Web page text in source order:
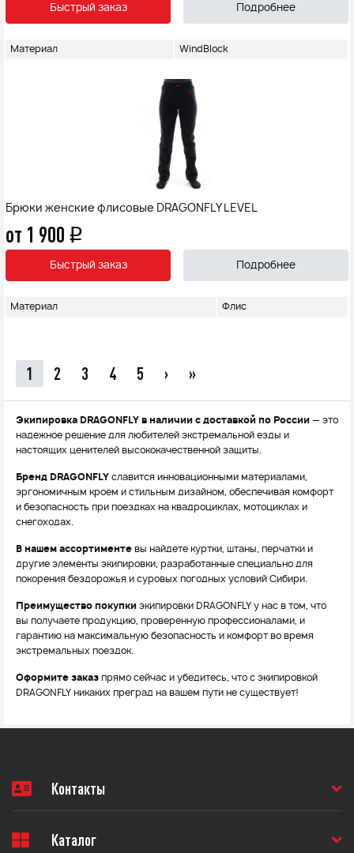
Быстрый заказ Подробнее
Материал WindBlock
Брюки женские флисовые DRAGONFLY LEVEL
от 1 900 q
Быстрый заказ Подробнее
Материал Флис
1 2 3 4 5 › »
Экипировка DRAGONFLY в наличии с доставкой по России — это
надежное решение для любителей экстремальной езды и
настоящих ценителей высококачественной защиты.
Бренд DRAGONFLY славится инновационными материалами,
эргономичным кроем и стильным дизайном, обеспечивая комфорт
и безопасность при поездках на квадроциклах, мотоциклах и
снегоходах.
В нашем ассортименте вы найдете куртки, штаны, перчатки и
другие элементы экипировки, разработанные специально для
покорения бездорожья и суровых погодных условий Сибири.
Преимущество покупки экипировки DRAGONFLY у нас в том, что
вы получаете продукцию, проверенную профессионалами, и
гарантию на максимальную безопасность и комфорт во время
экстремальных поездок.
Оформите заказ прямо сейчас и убедитесь, что с экипировкой
DRAGONFLY никаких преград на вашем пути не существует!
Контакты
Каталог